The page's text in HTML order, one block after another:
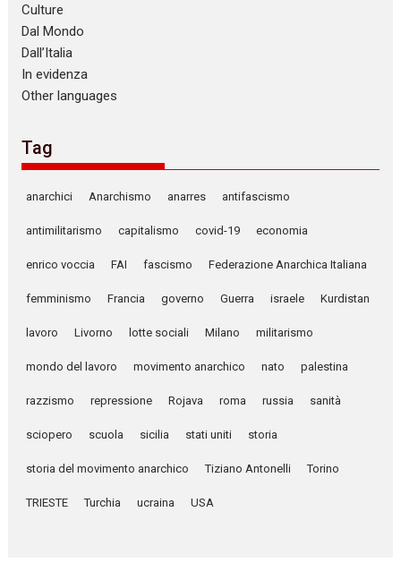
Culture
Dal Mondo
Dall’Italia
In evidenza
Other languages
Tag
anarchici Anarchismo anarres antifascismo
antimilitarismo capitalismo covid-19 economia
enrico voccia FAI fascismo Federazione Anarchica Italiana
femminismo Francia governo Guerra israele Kurdistan
lavoro Livorno lotte sociali Milano militarismo
mondo del lavoro movimento anarchico nato palestina
razzismo repressione Rojava roma russia sanità
sciopero scuola sicilia stati uniti storia
storia del movimento anarchico Tiziano Antonelli Torino
TRIESTE Turchia ucraina USA